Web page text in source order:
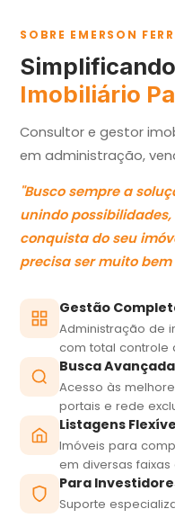
SOBRE EMERSON
Imobiliário
Consultor e gestor
em administração,
"Busco sempre a
unindo
conquista do seu
precisa ser muito
Gestão
Administração de
com total controle
Busca Avançada
Acesso às
portais e rede
Listagens
Imóveis para
em diversas
Para
Suporte